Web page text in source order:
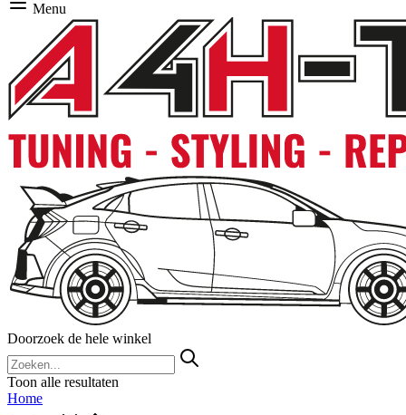
Menu
Doorzoek de hele winkel
Toon alle resultaten
Home